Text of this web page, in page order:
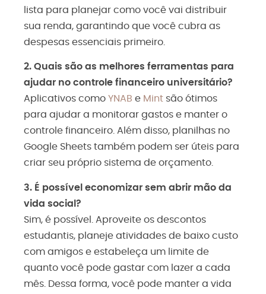
lista para planejar como você vai distribuir
sua renda, garantindo que você cubra as
despesas essenciais primeiro.
2. Quais são as melhores ferramentas para
ajudar no controle financeiro universitário?
Aplicativos como YNAB e Mint são ótimos
para ajudar a monitorar gastos e manter o
controle financeiro. Além disso, planilhas no
Google Sheets também podem ser úteis para
criar seu próprio sistema de orçamento.
3. É possível economizar sem abrir mão da
vida social?
Sim, é possível. Aproveite os descontos
estudantis, planeje atividades de baixo custo
com amigos e estabeleça um limite de
quanto você pode gastar com lazer a cada
mês. Dessa forma, você pode manter a vida